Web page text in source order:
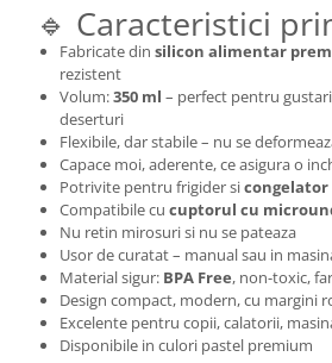
🔹 Caracteristici
Fabricate din silicon alimentar
rezistent
Volum:350 ml – perfect pentru
deserturi
Flexibile, dar stabile – nu se
Capace moi, aderente, ce asigura o
Potrivite pentru frigider sicongelator
Compatibile cu cuptorul cu
Nu retin mirosuri si nu se pateaza
Usor de curatat – manual sau in
Material sigur: BPA Free, non-toxic,
Design compact, modern, cu margini
Excelente pentru copii, calatorii,
Disponibile in culori pastel premium